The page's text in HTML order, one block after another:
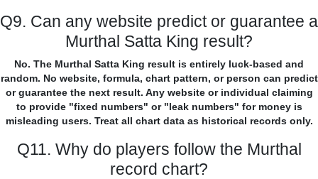
Q9. Can any website predict or guarantee a
Murthal Satta King result?
No. The Murthal Satta King result is entirely luck-based and
random. No website, formula, chart pattern, or person can predict
or guarantee the next result. Any website or individual claiming
to provide "fixed numbers" or "leak numbers" for money is
misleading users. Treat all chart data as historical records only.
Q11. Why do players follow the Murthal
record chart?